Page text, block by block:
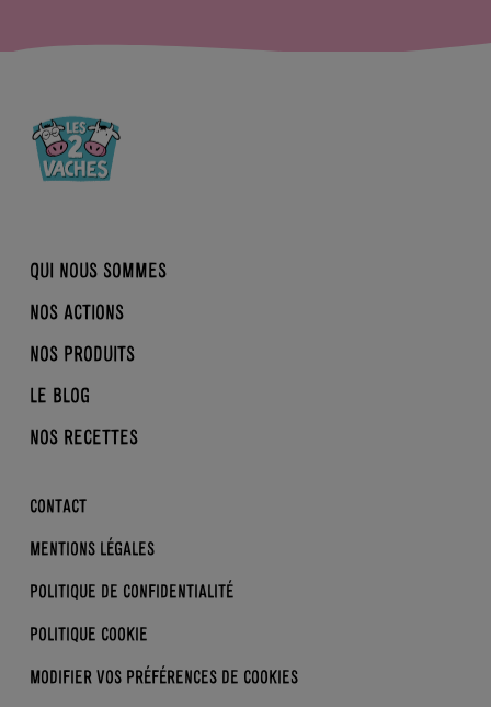
QUI NOUS SOMMES
NOTRE HISTOIRE
BIO, NORMAND, ÉQUITABLE
B CORP
NOS ACTIONS
LA CONVERSION EN BIO
REINE MATHILDE
DDM
NOS PRODUITS
BRASSÉS
DESSERTS
ENFANTS
LE BLOG
NOS ACTUS
LES BONS GESTES
DERRIÈRE L’ÉTIQUETTE
NOS RECETTES
CONTACT
MENTIONS LÉGALES
POLITIQUE DE CONFIDENTIALITÉ
POLITIQUE COOKIE
MODIFIER VOS PRÉFÉRENCES DE COOKIES